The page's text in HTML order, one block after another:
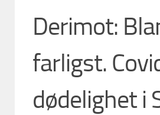
Derimot:
farligst.
dødelighet i